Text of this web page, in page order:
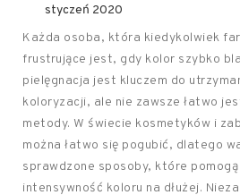
styczeń 2020
Każda osoba, która kiedykolwiek
frustrujące jest, gdy kolor szybko
pielęgnacja jest kluczem do
koloryzacji, ale nie zawsze łatwo
metody. W świecie kosmetyków i
można łatwo się pogubić, dlatego
sprawdzone sposoby, które
intensywność koloru na dłużej.